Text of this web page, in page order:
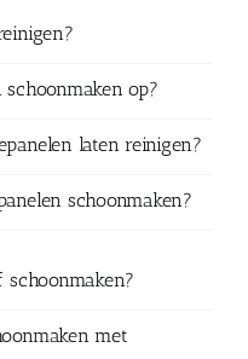
op?
laten reinigen?
schoonmaken?
schoonmaken?
met